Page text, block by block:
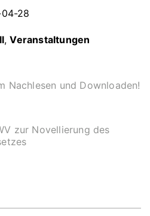
28
,Veranstaltungen
Nachlesen und Downloaden!
zur Novellierung des